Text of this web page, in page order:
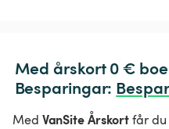
Med årskort 0 €
Besparingar:
Med VanSite Årskortfår du